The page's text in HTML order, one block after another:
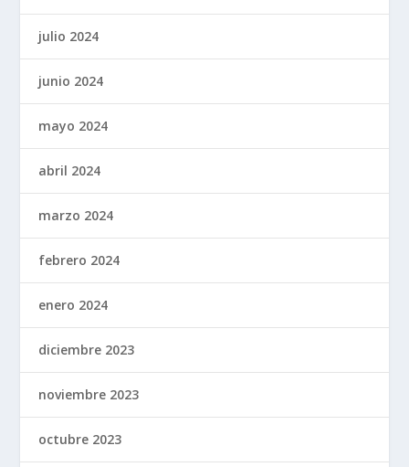
julio 2024
junio 2024
mayo 2024
abril 2024
marzo 2024
febrero 2024
enero 2024
diciembre 2023
noviembre 2023
octubre 2023